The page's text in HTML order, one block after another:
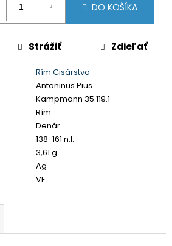
DO KOŠÍKA
Rím Cisárstvo
Antoninus Pius
Kampmann 35.119.1
Rím
Denár
138-161 n.l.
3,61 g
Ag
VF
Strážiť Zdieľať